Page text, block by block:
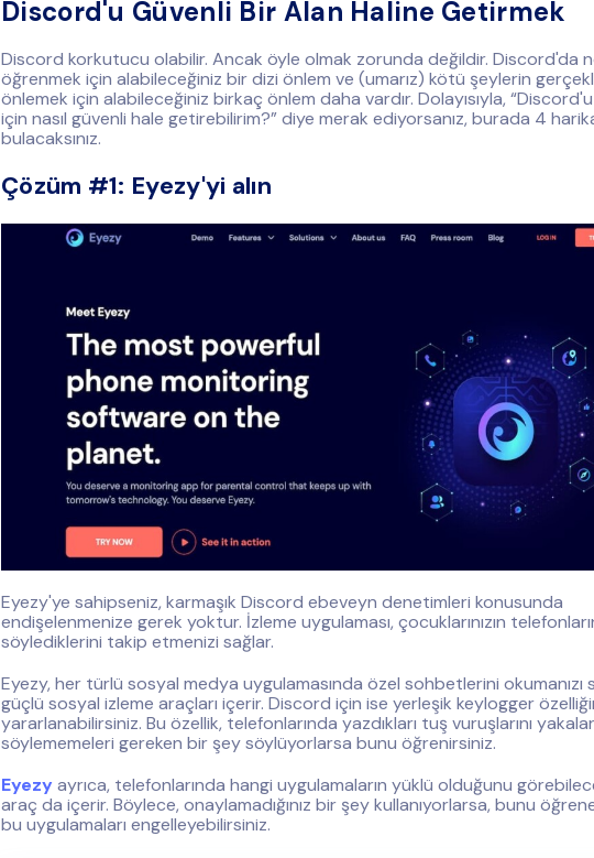
Discord'u Güvenli Bir Alan Haline Getirmek
Discord korkutucu olabilir. Ancak öyle olmak zorunda değildir. Discord'da
öğrenmek için alabileceğiniz bir dizi önlem ve (umarız) kötü şeylerin
önlemek için alabileceğiniz birkaç önlem daha vardır. Dolayısıyla,
için nasıl güvenli hale getirebilirim?” diye merak ediyorsanız, burada 4
bulacaksınız.
Çözüm #1: Eyezy'yi alın
Eyezy'ye sahipseniz, karmaşık Discord ebeveyn denetimleri konusunda
endişelenmenize gerek yoktur. İzleme uygulaması, çocuklarınızın
söylediklerini takip etmenizi sağlar.
Eyezy, her türlü sosyal medya uygulamasında özel sohbetlerini okumanızı
güçlü sosyal izleme araçları içerir. Discord için ise yerleşik keylogger
yararlanabilirsiniz. Bu özellik, telefonlarında yazdıkları tuş vuruşlarını
söylememeleri gereken bir şey söylüyorlarsa bunu öğrenirsiniz.
Eyezy ayrıca, telefonlarında hangi uygulamaların yüklü olduğunu
araç da içerir. Böylece, onaylamadığınız bir şey kullanıyorlarsa, bunu
bu uygulamaları engelleyebilirsiniz.